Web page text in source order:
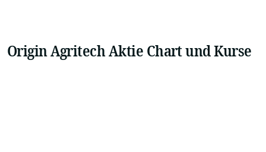
Origin Agritech Aktie Chart und Kurse